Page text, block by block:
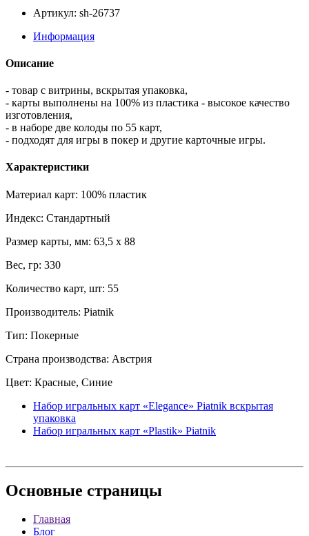
Артикул: sh-26737
Информация
Описание
- товар с витрины, вскрытая упаковка,
- карты выполнены на 100% из пластика - высокое качество
изготовления,
- в наборе две колоды по 55 карт,
- подходят для игры в покер и другие карточные игры.
Характеристики
Материал карт: 100% пластик
Индекс: Стандартный
Размер карты, мм: 63,5 x 88
Вес, гр: 330
Количество карт, шт: 55
Производитель: Piatnik
Тип: Покерные
Страна производства: Австрия
Цвет: Красные, Синие
Набор игральных карт «Elegance» Piatnik вскрытая
упаковка
Набор игральных карт «Plastik» Piatnik
Основные страницы
Главная
Блог